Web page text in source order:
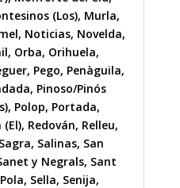
(Los), Murla,
, Noticias, Novelda,
, Orba, Orihuela,
, Pego, Penàguila,
, Pinoso/Pinós
, Polop, Portada,
, Redován, Relleu,
Sagra, Salinas, San
y Negrals, Sant
, Sella, Senija,